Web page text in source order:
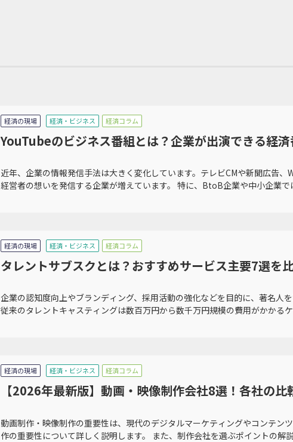
経済の現場 経済・ビジネス 経済コラム
YouTubeのビジネス番組とは？企業が出演できる経
近年、企業の情報発信手法は大きく変化しています。テレビCMや新聞広告
経営者の想いを発信する企業が増えています。 特に、BtoB企業や中小企業
経済の現場 経済・ビジネス 経済コラム
タレントサブスクとは？おすすめサービス主要7選を
企業の認知度向上やブランディング、採用活動の強化などを目的に、著名人
従来のタレントキャスティングは数百万円から数千万円規模の費用がかかる
経済の現場 経済・ビジネス 経済コラム
【2026年最新版】動画・映像制作会社8選！各社の
動画制作・映像制作の重要性は、現代のデジタルマーケティングやコンテン
作の重要性について詳しく説明します。 また、制作会社を選ぶポイントの